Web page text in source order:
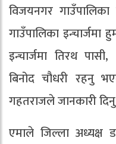
विजयनगर गाउँपालिका
गाउँपालिका इन्चार्जमा
इन्चार्जमा तिरथ पासी,
बिनोद चौधरी रहनु
गहतराजले जानकारी
एमाले जिल्ला अध्यक्ष